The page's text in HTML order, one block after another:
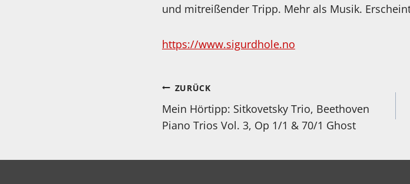
und mitreißender Tripp. Mehr als Musik.
https://www.sigurdhole.no
Beitragsnavigation
ZURÜCK
Mein Hörtipp: Sitkovetsky Trio, Beethoven
Piano Trios Vol. 3, Op 1/1 & 70/1 Ghost